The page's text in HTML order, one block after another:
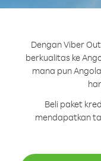
Dengan Viber
berkualitas ke
mana pun
Beli paket
mendapatkan